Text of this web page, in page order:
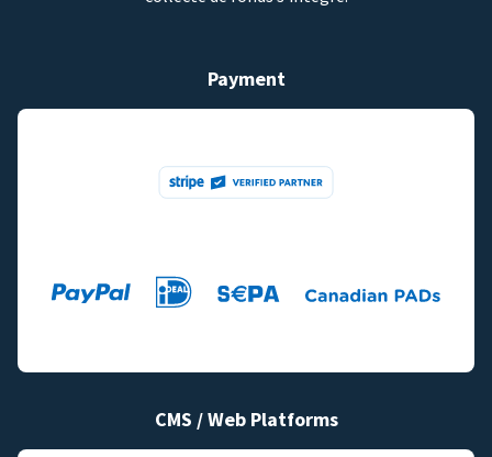
Payment
CMS / Web Platforms